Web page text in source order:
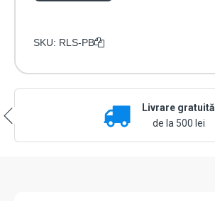
SKU: RLS-PB
Livrare gratuită
de la 500 lei